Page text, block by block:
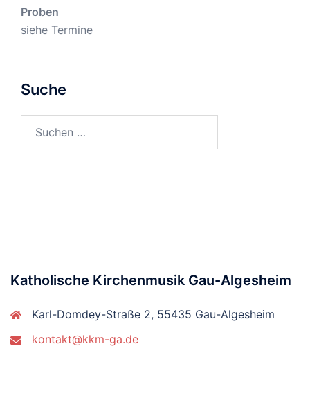
Proben
siehe Termine
Suche
nach:
Katholische Kirchenmusik Gau-Algesheim
Karl-Domdey-Straße 2, 55435 Gau-Algesheim
kontakt@kkm-ga.de